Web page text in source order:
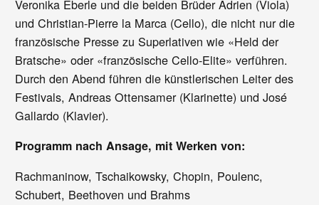
Veronika Eberle und die beiden Brüder Adrien (Viola)
und Christian-Pierre la Marca (Cello), die nicht nur die
französische Presse zu Superlativen wie «Held der
Bratsche» oder «französische Cello-Elite» verführen.
Durch den Abend führen die künstlerischen Leiter des
Festivals, Andreas Ottensamer (Klarinette) und José
Gallardo (Klavier).
Programm nach Ansage, mit Werken von:
Rachmaninow, Tschaikowsky, Chopin, Poulenc,
Schubert, Beethoven und Brahms